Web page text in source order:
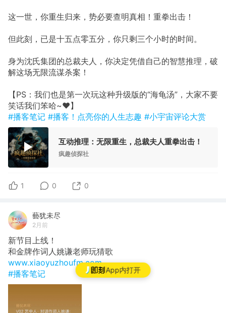
App内打开
这一世，你重生归来，势必要查明真相！重拳出击！
但此刻，已是十五点零五分，你只剩三个小时的时间。
身为沈氏集团的总裁夫人，你决定凭借自己的智慧推理，破
解这场无限流谋杀案！
【PS：我们也是第一次玩这种升级版的“海龟汤”，大家不要
笑话我们笨哈~❤️】
#播客笔记 #播客！点亮你的人生志趣 #小宇宙评论大赏
互动推理：无限重生，总裁夫人重拳出击！
疯趣侦探社
1 0 0
藝犹未尽
2月前
新节目上线！
和金牌作词人姚谦老师玩猜歌
www.xiaoyuzhoufm.com
#播客笔记